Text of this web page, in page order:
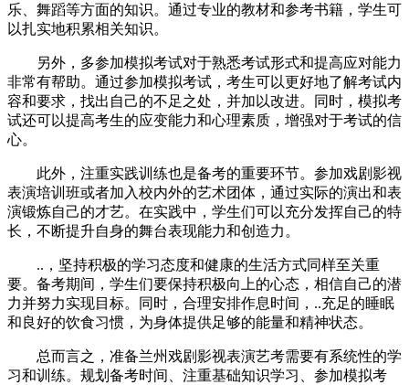
乐、舞蹈等方面的知识。通过专业的教材和参考书籍，学生可
以扎实地积累相关知识。
另外，多参加模拟考试对于熟悉考试形式和提高应对能力
非常有帮助。通过参加模拟考试，考生可以更好地了解考试内
容和要求，找出自己的不足之处，并加以改进。同时，模拟考
试还可以提高考生的应变能力和心理素质，增强对于考试的信
心。
此外，注重实践训练也是备考的重要环节。参加戏剧影视
表演培训班或者加入校内外的艺术团体，通过实际的演出和表
演锻炼自己的才艺。在实践中，学生们可以充分发挥自己的特
长，不断提升自身的舞台表现能力和创造力。
..，坚持积极的学习态度和健康的生活方式同样至关重
要。备考期间，学生们要保持积极向上的心态，相信自己的潜
力并努力实现目标。同时，合理安排作息时间，..充足的睡眠
和良好的饮食习惯，为身体提供足够的能量和精神状态。
总而言之，准备兰州戏剧影视表演艺考需要有系统性的学
习和训练。规划备考时间、注重基础知识学习、参加模拟考